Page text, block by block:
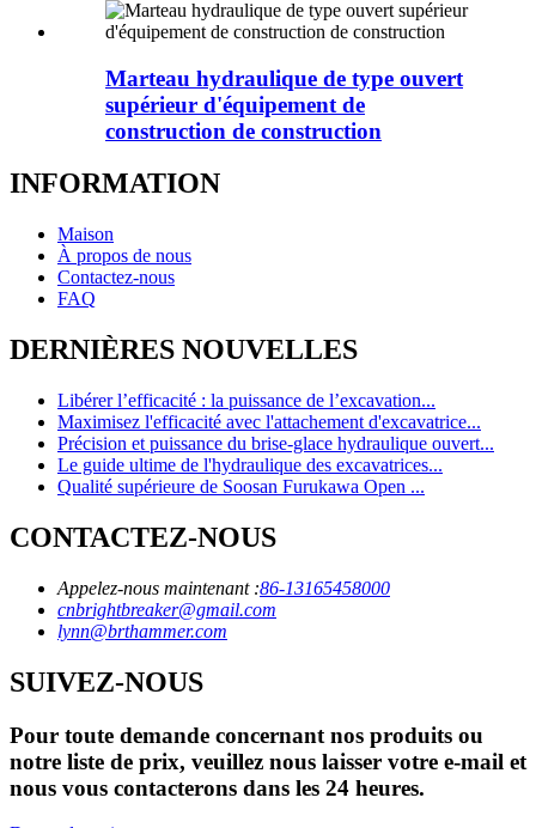
Marteau hydraulique de type ouvert
supérieur d'équipement de
construction de construction
INFORMATION
Maison
À propos de nous
Contactez-nous
FAQ
DERNIÈRES NOUVELLES
Libérer l’efficacité : la puissance de l’excavation...
Maximisez l'efficacité avec l'attachement d'excavatrice...
Précision et puissance du brise-glace hydraulique ouvert...
Le guide ultime de l'hydraulique des excavatrices...
Qualité supérieure de Soosan Furukawa Open ...
CONTACTEZ-NOUS
Appelez-nous maintenant :86-13165458000
cnbrightbreaker@gmail.com
lynn@brthammer.com
SUIVEZ-NOUS
Pour toute demande concernant nos produits ou
notre liste de prix, veuillez nous laisser votre e-mail et
nous vous contacterons dans les 24 heures.